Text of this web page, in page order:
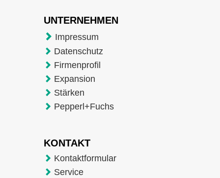
UNTERNEHMEN
Impressum
Datenschutz
Firmenprofil
Expansion
Stärken
Pepperl+Fuchs
KONTAKT
Kontaktformular
Service